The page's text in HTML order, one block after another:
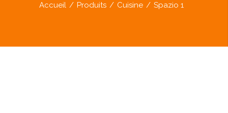
Accueil / Produits / Cuisine / Spazio 1